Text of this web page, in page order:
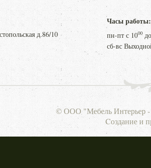
д.86/10
Часы работы:
пн-пт с 1000
сб-вс
© ООО "Мебель Интерьер -
Cоздание и